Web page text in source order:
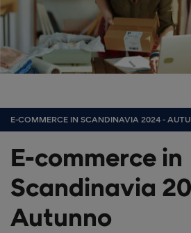
E-COMMERCE IN SCANDINAVIA 2024 -
E-commerce in
Scandinavia
Autunno